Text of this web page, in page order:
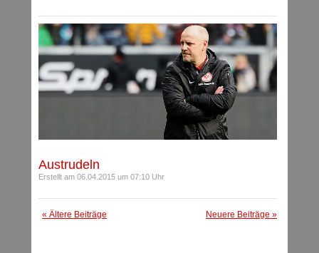
Austrudeln
Erstellt am 06.04.2015 um 07:10 Uhr
« Ältere Beiträge Neuere Beiträge »